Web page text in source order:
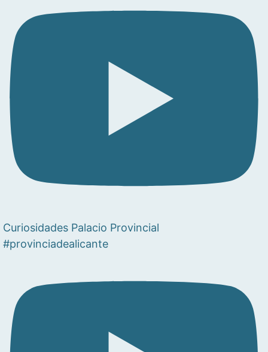
Curiosidades Palacio Provincial
#provinciadealicante